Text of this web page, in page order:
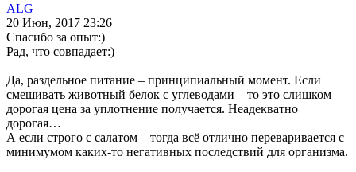
ALG
20 Июн, 2017 23:26
Спасибо за опыт:)
Рад, что совпадает:)
Да, раздельное питание – принципиальный момент. Если
смешивать животный белок с углеводами – то это слишком
дорогая цена за уплотнение получается. Неадекватно
дорогая…
А если строго с салатом – тогда всё отлично переваривается с
минимумом каких-то негативных последствий для организма.